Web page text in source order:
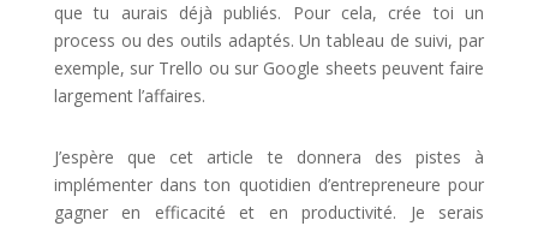
que tu aurais déjà publiés. Pour cela, crée toi un
process ou des outils adaptés. Un tableau de suivi, par
exemple, sur Trello ou sur Google sheets peuvent faire
largement l’affaires.
J’espère que cet article te donnera des pistes à
implémenter dans ton quotidien d’entrepreneure pour
gagner en efficacité et en productivité. Je serais